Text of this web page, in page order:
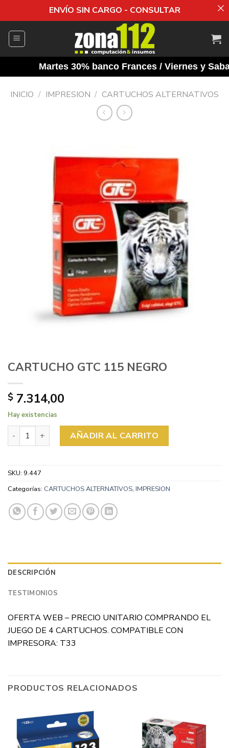
ENVÍO SIN CARGO - CONSULTAR
Martes 30% banco Frances / Viernes y
INICIO / IMPRESION / CARTUCHOS ALTERNATIVOS
CARTUCHO GTC 115 NEGRO
$ 7.314,00
Hay existencias
CARTUCHO GTC 115 NEGRO cantidad
AÑADIR AL CARRITO
SKU: 9.447
Categorías: CARTUCHOS ALTERNATIVOS, IMPRESION
DESCRIPCIÓN
TESTIMONIOS
OFERTA WEB – PRECIO UNITARIO COMPRANDO EL
JUEGO DE 4 CARTUCHOS. COMPATIBLE CON
IMPRESORA: T33
PRODUCTOS RELACIONADOS